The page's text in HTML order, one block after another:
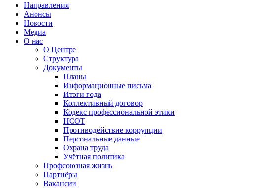
Направления
Анонсы
Новости
Медиа
О нас
О Центре
Структура
Документы
Планы
Информационные письма
Итоги года
Коллективный договор
Кодекс профессиональной этики
НСОТ
Противодействие коррупции
Персональные данные
Охрана труда
Учётная политика
Профсоюзная жизнь
Партнёры
Вакансии